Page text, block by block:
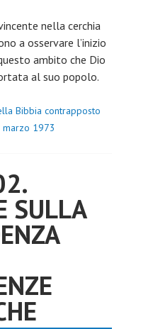
nella cerchia
a osservare l’inizio
ambito che Dio
al suo popolo.
Bibbia contrapposto
1973
SULLA